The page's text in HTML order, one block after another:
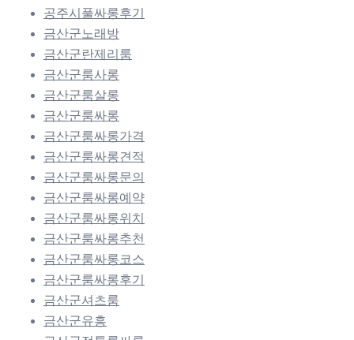
공주시풀싸롱후기
금산군노래방
금산군란제리룸
금산군룸사롱
금산군룸살롱
금산군룸싸롱
금산군룸싸롱가격
금산군룸싸롱견적
금산군룸싸롱문의
금산군룸싸롱예약
금산군룸싸롱위치
금산군룸싸롱추천
금산군룸싸롱코스
금산군룸싸롱후기
금산군셔츠룸
금산군유흥